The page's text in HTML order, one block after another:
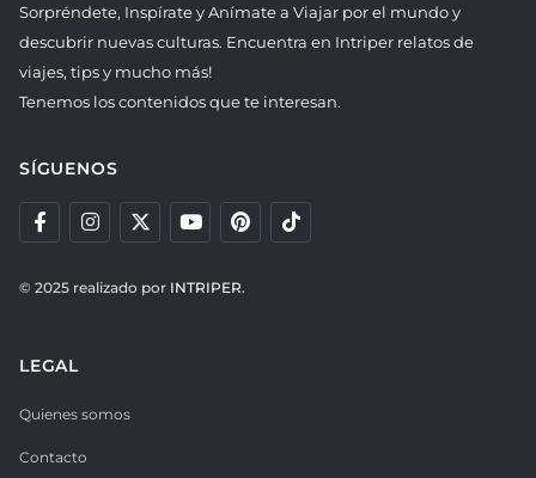
Sorpréndete, Inspírate y Anímate a Viajar por el mundo y
descubrir nuevas culturas. Encuentra en Intriper relatos de
viajes, tips y mucho más!
Tenemos los contenidos que te interesan.
SÍGUENOS
© 2025 realizado por INTRIPER.
LEGAL
Quienes somos
Contacto